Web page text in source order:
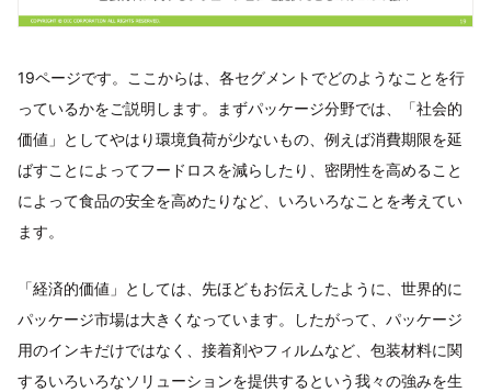
19ページです。ここからは、各セグメントでどのようなことを行
っているかをご説明します。まずパッケージ分野では、「社会的
価値」としてやはり環境負荷が少ないもの、例えば消費期限を延
ばすことによってフードロスを減らしたり、密閉性を高めること
によって食品の安全を高めたりなど、いろいろなことを考えてい
ます。
「経済的価値」としては、先ほどもお伝えしたように、世界的に
パッケージ市場は大きくなっています。したがって、パッケージ
用のインキだけではなく、接着剤やフィルムなど、包装材料に関
するいろいろなソリューションを提供するという我々の強みを生